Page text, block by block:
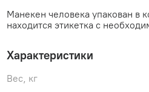
Манекен человека упакован в
находится этикетка с
Характеристики
Вес, кг